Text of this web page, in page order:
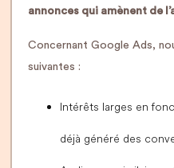
annonces qui amènent de
Concernant Google Ads,
suivantes :
Intérêts larges en
déjà généré des